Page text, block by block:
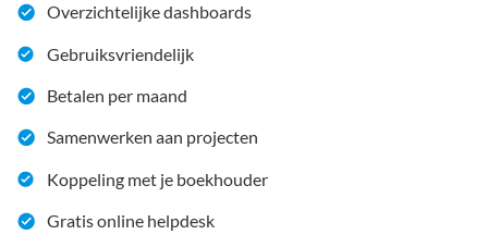
Overzichtelijke dashboards
Gebruiksvriendelijk
Betalen per maand
Samenwerken aan projecten
Koppeling met je boekhouder
Gratis online helpdesk